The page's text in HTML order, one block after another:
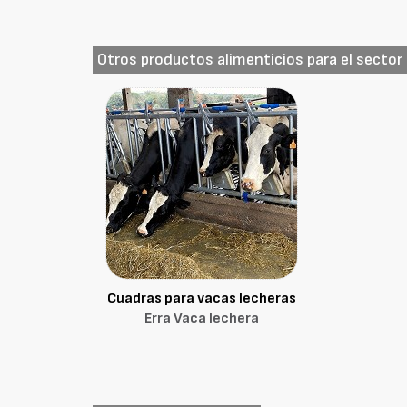
Otros productos alimenticios para el sector
Cuadras para vacas lecheras
Erra Vaca lechera